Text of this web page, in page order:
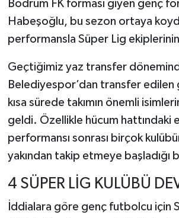
nerede
Bodrum FK forması giyen genç
Habeşoğlu, bu sezon ortaya
performansla Süper Lig
Geçtiğimiz yaz transfer
Belediyespor’dan transfer edilen
kısa sürede takımın önemli
geldi. Özellikle hücum hattındaki
performansı sonrası birçok
yakından takip etmeye başladığı
4 SÜPER LİG KULÜBÜ
İddialara göre genç futbolcu için